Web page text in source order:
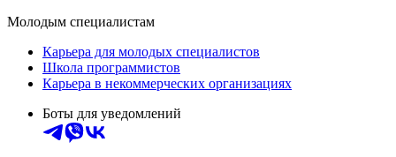
Молодым специалистам
Карьера для молодых специалистов
Школа программистов
Карьера в некоммерческих организациях
Боты для уведомлений